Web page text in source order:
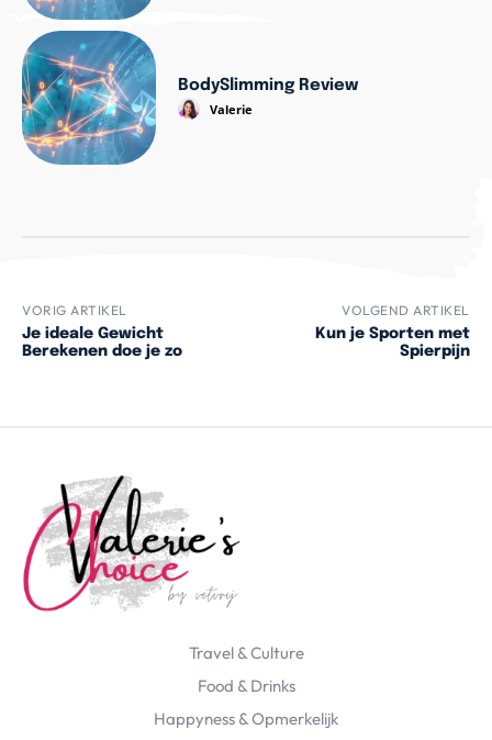
BodySlimming Review
Valerie
VORIG ARTIKEL
Je ideale Gewicht
Berekenen doe je zo
VOLGEND ARTIKEL
Kun je Sporten met
Spierpijn
Travel & Culture
Food & Drinks
Happyness & Opmerkelijk